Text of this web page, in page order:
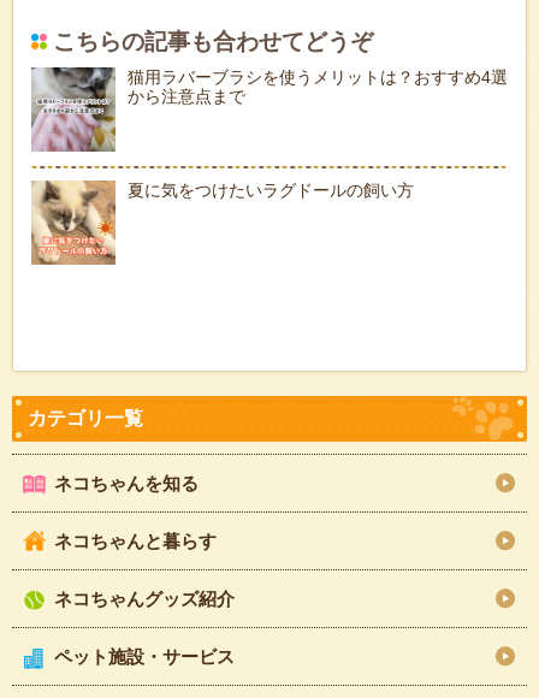
こちらの記事も合わせてどうぞ
猫用ラバーブラシを使うメリットは？おすすめ4選
から注意点まで
夏に気をつけたいラグドールの飼い方
ネコちゃんを知る
ネコちゃんと暮らす
ネコちゃんグッズ紹介
ペット施設・サービス